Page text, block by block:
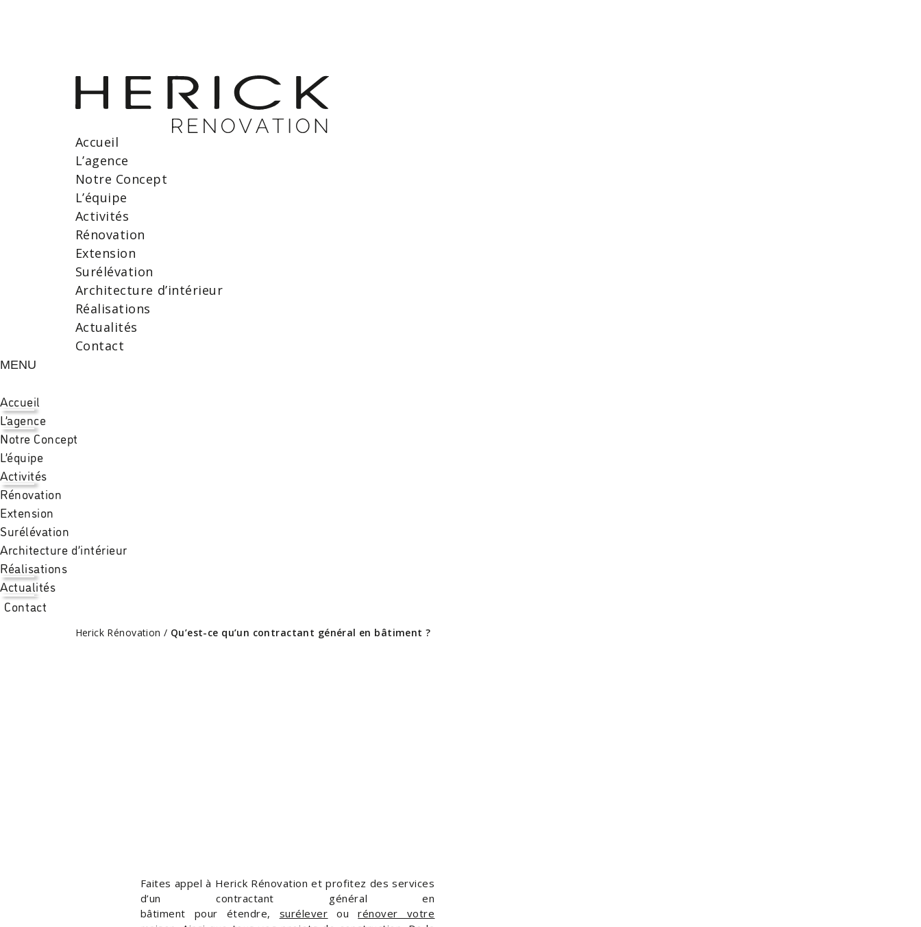
Accueil
L’agence
Notre Concept
L’équipe
Activités
Rénovation
Extension
Surélévation
Architecture d’intérieur
Réalisations
Actualités
Contact
MENU
Accueil
L’agence
Notre Concept
L’équipe
Activités
Rénovation
Extension
Surélévation
Architecture d’intérieur
Réalisations
Actualités
Contact
Herick Rénovation / Qu’est-ce qu’un contractant général en bâtiment ?
Faites appel à Herick Rénovation et profitez des services
d’uncontractant général en
bâtiment pour étendre, surélever ourénover votre